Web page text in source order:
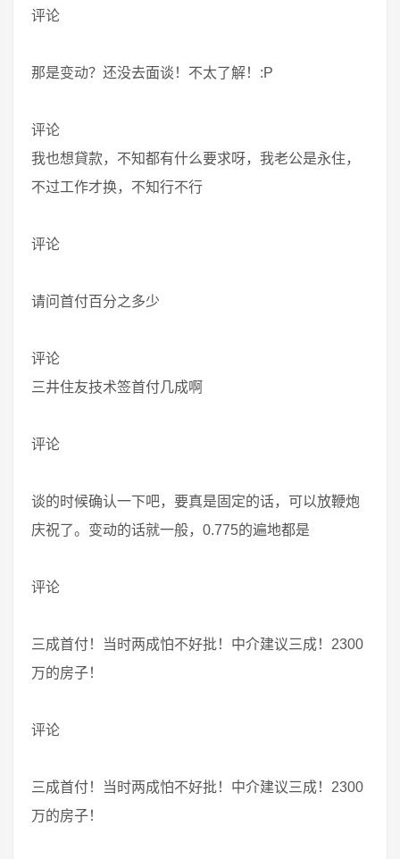
评论
那是变动？还没去面谈！不太了解！:P
评论
我也想貸款，不知都有什么要求呀，我老公是永住，
不过工作才换，不知行不行
评论
请问首付百分之多少
评论
三井住友技术签首付几成啊
评论
谈的时候确认一下吧，要真是固定的话，可以放鞭炮
庆祝了。变动的话就一般，0.775的遍地都是
评论
三成首付！当时两成怕不好批！中介建议三成！2300
万的房子！
评论
三成首付！当时两成怕不好批！中介建议三成！2300
万的房子！